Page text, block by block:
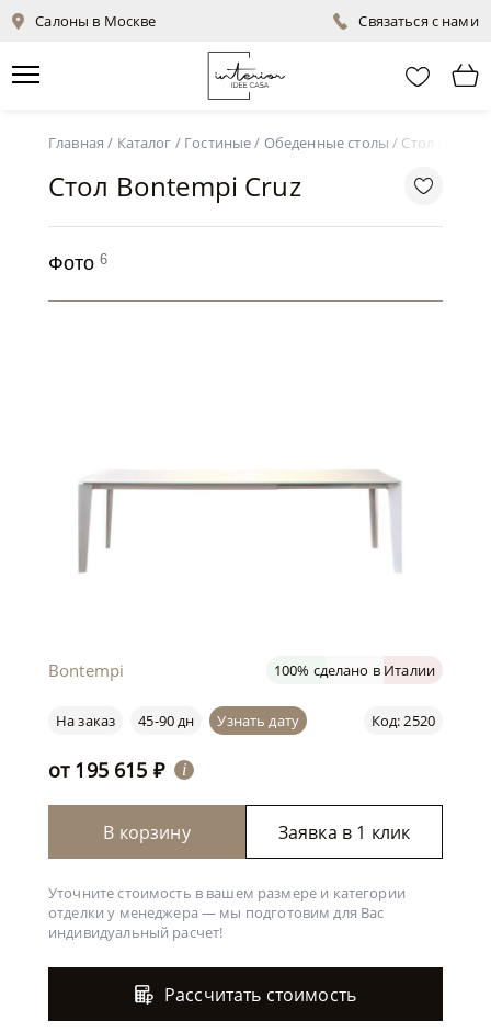
Салоны в Москве Связаться с нами
Главная / Каталог / Гостиные/ Обеденные столы / Стол
Стол Bontempi Cruz
Фото 6
Bontempi 100% сделано в Италии
Код: 2520
На заказ 45-90 дн Узнать дату
от 195 615 ₽ i
В корзину Заявка в 1 клик
Уточните стоимость в вашем размере и категории
отделки у менеджера — мы подготовим для Вас
индивидуальный расчет!
Рассчитать стоимость